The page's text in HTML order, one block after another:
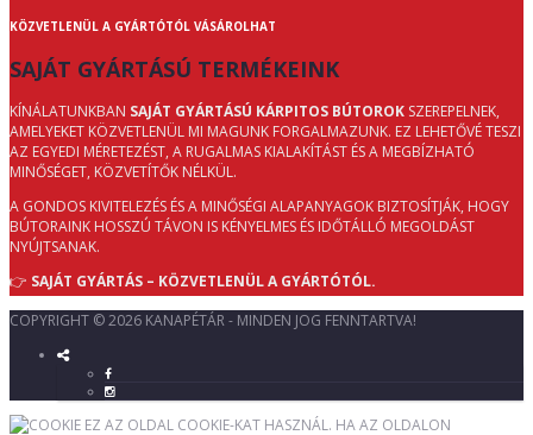
KÖZVETLENÜL A GYÁRTÓTÓL VÁSÁROLHAT
SAJÁT GYÁRTÁSÚ TERMÉKEINK
KÍNÁLATUNKBAN SAJÁT GYÁRTÁSÚ KÁRPITOS BÚTOROK SZEREPELNEK,
AMELYEKET KÖZVETLENÜL MI MAGUNK FORGALMAZUNK. EZ LEHETŐVÉ TESZI
AZ EGYEDI MÉRETEZÉST, A RUGALMAS KIALAKÍTÁST ÉS A MEGBÍZHATÓ
MINŐSÉGET, KÖZVETÍTŐK NÉLKÜL.
A GONDOS KIVITELEZÉS ÉS A MINŐSÉGI ALAPANYAGOK BIZTOSÍTJÁK, HOGY
BÚTORAINK HOSSZÚ TÁVON IS KÉNYELMES ÉS IDŐTÁLLÓ MEGOLDÁST
NYÚJTSANAK.
👉 SAJÁT GYÁRTÁS – KÖZVETLENÜL A GYÁRTÓTÓL.
COPYRIGHT © 2026 KANAPÉTÁR - MINDEN JOG FENNTARTVA!
EZ AZ OLDAL COOKIE-KAT HASZNÁL. HA AZ OLDALON